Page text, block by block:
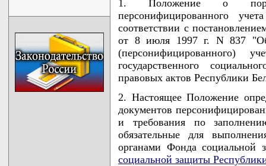
1. Положение о
персонифицированного
соответствии с
от 8 июля 1997 г. N 837 "Об
(персонифицированного)
государственного
правовых актов Республики
2. Настоящее Положение
документов
и требования по
обязательные для
органами Фонда социальной
социальной защиты